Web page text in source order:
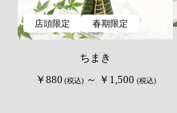
店頭限定 春期限定
ちまき
￥880 (税込) ～ ￥1,500 (税込)